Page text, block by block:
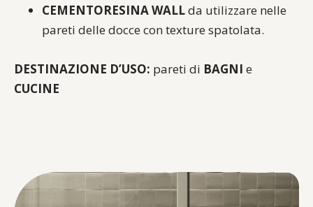
CEMENTORESINA WALLda utilizzare nelle
pareti delle docce con texture spatolata.
DESTINAZIONE D’USO: pareti di BAGNI e
CUCINE